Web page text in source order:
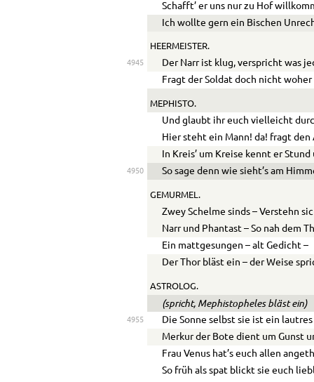
Schafft’ er uns nur zu Hof
Ich wollte gern ein Bischen
HEERMEISTER.
4945
Der Narr ist klug, verspricht was
Fragt der Soldat doch nicht
MEPHISTO.
Und glaubt ihr euch vielleicht
Hier steht ein Mann! da! fragt den
In Kreis’ um Kreise kennt er Stund
4950 So sage denn wie sieht’s am
GEMURMEL.
Zwey Schelme sinds – Verstehn
Narr und Phantast – So nah dem
Ein mattgesungen – alt Gedicht –
Der Thor bläst ein – der Weise
ASTROLOG.
(spricht, Mephistopheles bläst ein)
4955
Die Sonne selbst sie ist ein lautres
Merkur der Bote dient um Gunst
Frau Venus hat’s euch allen
So früh als spat blickt sie euch